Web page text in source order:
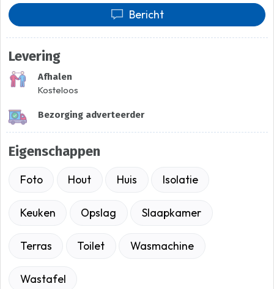
Bericht
Levering
Afhalen
Kosteloos
Bezorging adverteerder
Eigenschappen
Foto Hout Huis Isolatie
Keuken Opslag Slaapkamer
Terras Toilet Wasmachine
Wastafel